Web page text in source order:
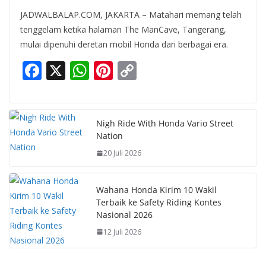
JADWALBALAP.COM, JAKARTA – Matahari memang telah
tenggelam ketika halaman The ManCave, Tangerang,
mulai dipenuhi deretan mobil Honda dari berbagai era.
F
e
b
k
X W
s
A
p
Pi
e
st
y
Li
k
Nigh Ride With Honda Vario Street
Nation
20 Juli 2026
Wahana Honda Kirim 10 Wakil
Terbaik ke Safety Riding Kontes
Nasional 2026
12 Juli 2026